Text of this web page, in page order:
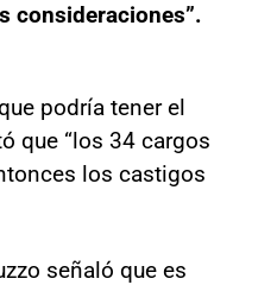
consideraciones”.
podría tener el
que “los 34 cargos
los castigos
señaló que es